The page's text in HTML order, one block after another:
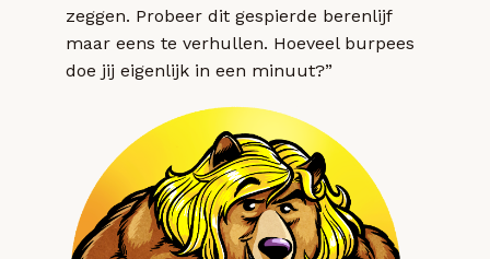
zeggen. Probeer dit gespierde berenlijf
maar eens te verhullen. Hoeveel burpees
doe jij eigenlijk in een minuut?”